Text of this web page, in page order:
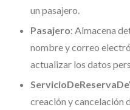
un pasajero.
Pasajero: Almacena
nombre y correo
actualizar los datos
creación y cancelación